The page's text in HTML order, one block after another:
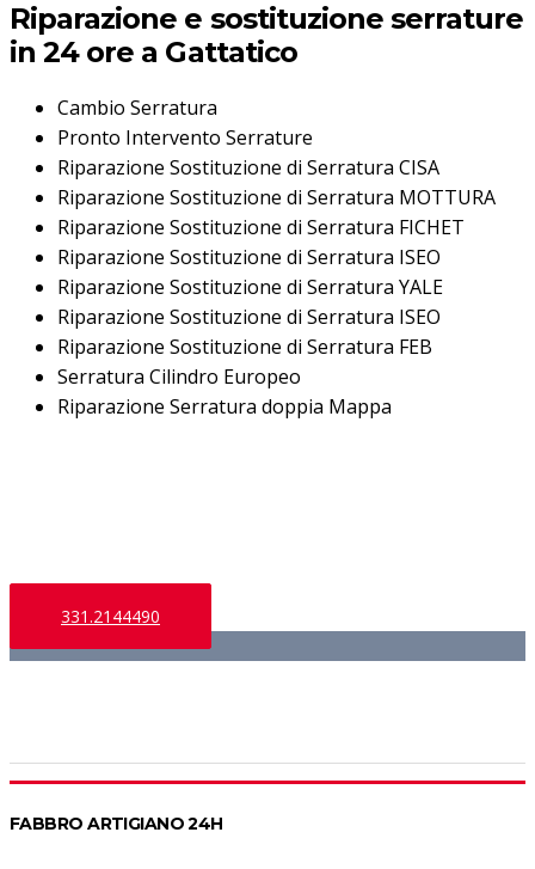
Riparazione e sostituzione serrature
in 24 ore a Gattatico
Cambio Serratura
Pronto Intervento Serrature
Riparazione Sostituzione di Serratura CISA
Riparazione Sostituzione di Serratura MOTTURA
Riparazione Sostituzione di Serratura FICHET
Riparazione Sostituzione di Serratura ISEO
Riparazione Sostituzione di Serratura YALE
Riparazione Sostituzione di Serratura ISEO
Riparazione Sostituzione di Serratura FEB
Serratura Cilindro Europeo
Riparazione Serratura doppia Mappa
331.2144490
FABBRO ARTIGIANO 24H